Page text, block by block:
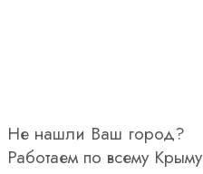
Не нашли Ваш город?
Работаем по всему Крыму